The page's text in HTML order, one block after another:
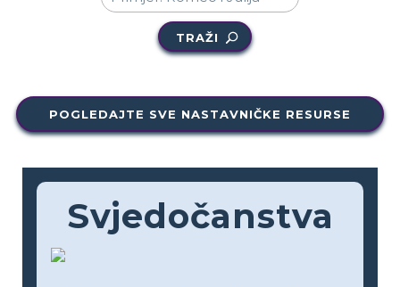
TRAŽI
POGLEDAJTE SVE NASTAVNIČKE RESURSE
Svjedočanstva